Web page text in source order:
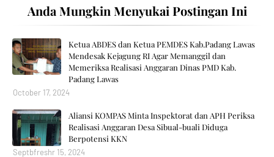
Anda Mungkin Menyukai Postingan Ini
Ketua ABDES dan Ketua PEMDES Kab.Padang Lawas
Mendesak Kejagung RI Agar Memanggil dan
Memeriksa Realisasi Anggaran Dinas PMD Kab.
Padang Lawas
October 17, 2024
Aliansi KOMPAS Minta Inspektorat dan APH Periksa
Realisasi Anggaran Desa Sibual-buali Diduga
Berpotensi KKN
Septbfreshr 15, 2024